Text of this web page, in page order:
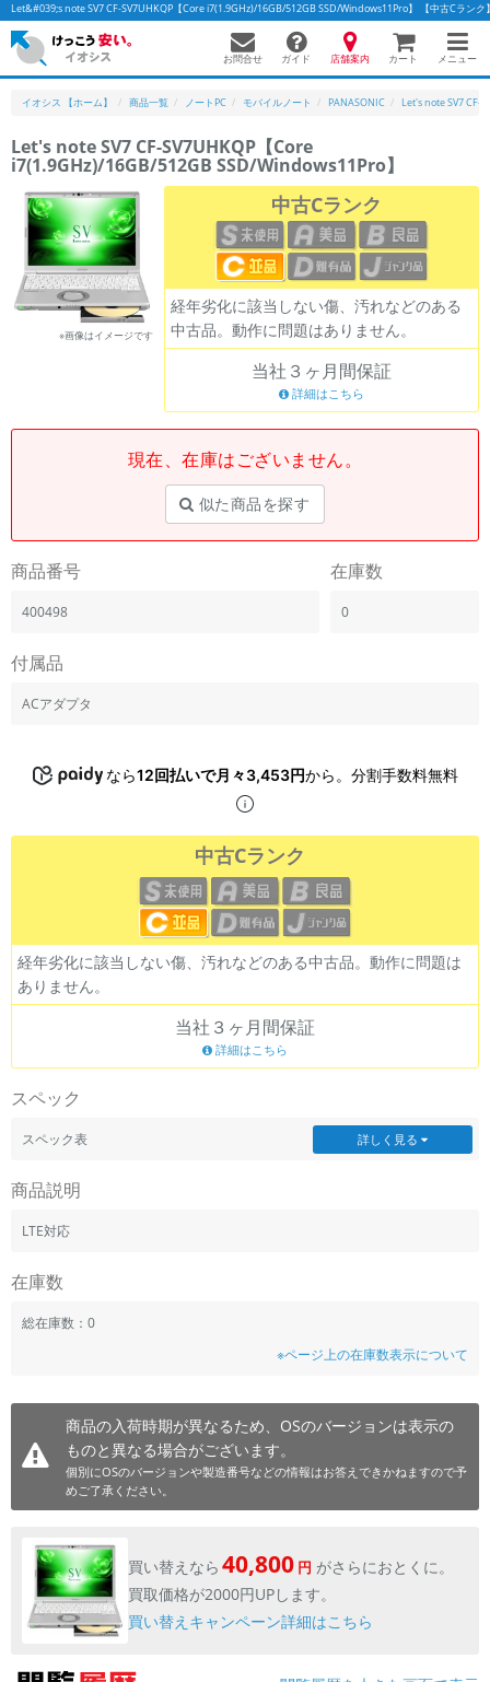
Let&#039;s note SV7 CF-SV7UHKQP【Core i7(1.9GHz)/16GB/512GB SSD/Windows11Pro】 【中古Cラン
お問合せ ガイド 店舗案内 カート メニュー
イオシス 【ホーム】 商品一覧 ノートPC モバイルノート PANASONIC Let's note SV7 CF-
Let's note SV7 CF-SV7UHKQP【Core
i7(1.9GHz)/16GB/512GB SSD/Windows11Pro】
※画像はイメージです
中古Cランク
経年劣化に該当しない傷、汚れなどのある
中古品。動作に問題はありません。
当社３ヶ月間保証
詳細はこちら
現在、在庫はございません。
似た商品を探す
商品番号
400498
在庫数
0
付属品
ACアダプタ
なら12回払いで月々3,453円から。分割手数料無料
中古Cランク
経年劣化に該当しない傷、汚れなどのある中古品。動作に問題は
ありません。
当社３ヶ月間保証
詳細はこちら
スペック
スペック表 詳しく見る
商品説明
LTE対応
在庫数
総在庫数：0
※ページ上の在庫数表示について
商品の入荷時期が異なるため、OSのバージョンは表示の
ものと異なる場合がございます。
個別にOSのバージョンや製造番号などの情報はお答えできかねますので予
めご了承ください。
買い替えなら 40,800 円 がさらにおとくに。
買取価格が2000円UPします。
買い替えキャンペーン詳細はこちら